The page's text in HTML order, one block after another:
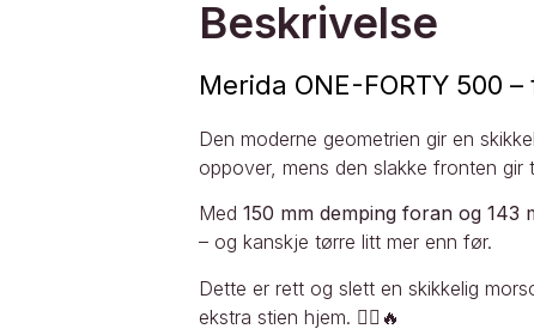
Beskrivelse
Merida ONE-FORTY 500
Den moderne geometrien gir en
oppover, mens den slakke fronten
Med 150 mm demping foran og 143
– og kanskje tørre litt mer enn før.
Dette er rett og slett en skikkelig
ekstra stien hjem. 🚵‍♀️🔥